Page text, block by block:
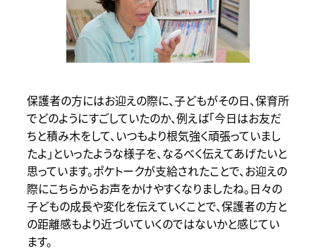
保護者の方にはお迎えの際に、子どもがその日、保育所
でどのようにすごしていたのか、例えば「今日はお友だ
ちと積み木をして、いつもより根気強く頑張っていまし
たよ」といったような様子を、なるべく伝えてあげたいと
思っています。ポケトークが支給されたことで、お迎えの
際にこちらからお声をかけやすくなりましたね。日々の
子どもの成長や変化を伝えていくことで、保護者の方と
の距離感もより近づいていくのではないかと感じてい
ます。